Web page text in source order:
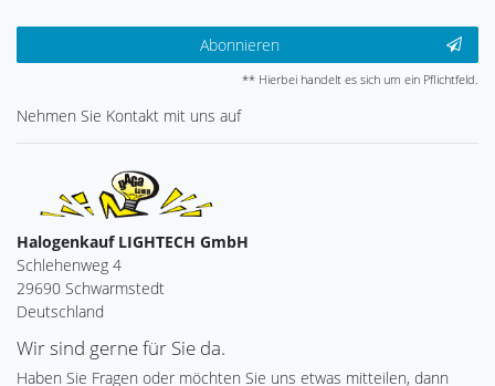
Abonnieren
** Hierbei handelt es sich um ein Pflichtfeld.
Nehmen Sie Kontakt mit uns auf
Halogenkauf LIGHTECH GmbH
Schlehenweg 4
29690 Schwarmstedt
Deutschland
Wir sind gerne für Sie da.
Haben Sie Fragen oder möchten Sie uns etwas mitteilen, dann